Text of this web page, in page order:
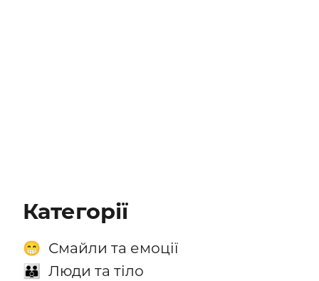
Категорії
😁 Смайли та емоції
👪 Люди та тіло